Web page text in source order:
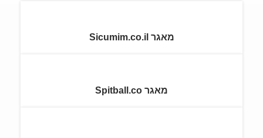
מאגר Sicumim.co.il
מאגר Spitball.co